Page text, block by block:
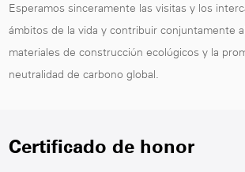
Esperamos sinceramente las visitas y los
ámbitos de la vida y contribuir conjuntamente
materiales de construcción ecológicos y la
neutralidad de carbono global.
Certificado de honor